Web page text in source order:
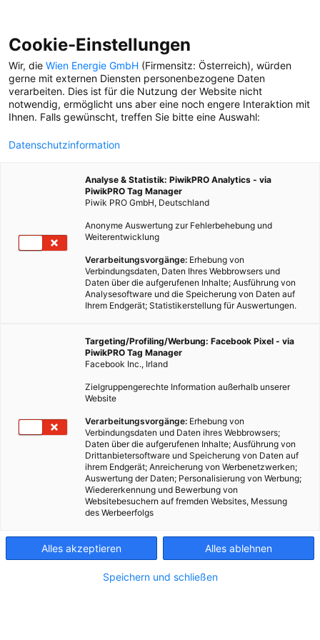
SONNENSTROM
Drei Möglichkeiten, wie die
Energie der Sonne
gemeinschaftlich genutzt
Impressum
Cookie-Einstellungen
Wir, die Wien Energie GmbH (Firmensitz: Österreich), würden
gerne mit externen Diensten personenbezogene Daten
verarbeiten. Dies ist für die Nutzung der Website nicht
notwendig, ermöglicht uns aber eine noch engere Interaktion mit
Ihnen. Falls gewünscht, treffen Sie bitte eine Auswahl:
Datenschutzinformation
Analyse & Statistik: PiwikPRO Analytics - via
PiwikPRO Tag Manager
Piwik PRO GmbH, Deutschland
Anonyme Auswertung zur Fehlerbehebung und
Weiterentwicklung
Verarbeitungsvorgänge: Erhebung von
Verbindungsdaten, Daten Ihres Webbrowsers und
Daten über die aufgerufenen Inhalte; Ausführung von
Analysesoftware und die Speicherung von Daten auf
Ihrem Endgerät; Statistikerstellung für Auswertungen.
Targeting/Profiling/Werbung: Facebook Pixel - via
PiwikPRO Tag Manager
Facebook Inc., Irland
Zielgruppengerechte Information außerhalb unserer
Website
Verarbeitungsvorgänge: Erhebung von
Verbindungsdaten und Daten ihres Webbrowsers;
Daten über die aufgerufenen Inhalte; Ausführung von
Drittanbietersoftware und Speicherung von Daten auf
ihrem Endgerät; Anreicherung von Werbenetzwerken;
Auswertung der Daten; Personalisierung von Werbung;
Wiedererkennung und Bewerbung von
Websitebesuchern auf fremden Websites, Messung
des Werbeerfolgs
Alles akzeptieren Alles ablehnen
Speichern und schließen